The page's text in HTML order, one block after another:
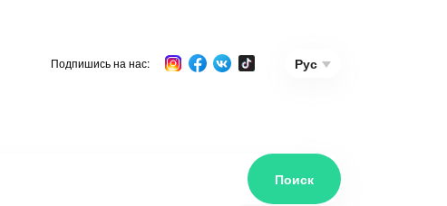
Подпишись на нас: Рус